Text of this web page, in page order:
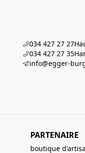
034 427 27 27
034 427 27 35
info@egger-
PARTENAIRE
boutique